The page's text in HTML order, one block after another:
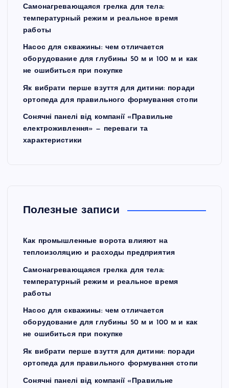
Самонагревающаяся грелка для тела:
температурный режим и реальное время
работы
Насос для скважины: чем отличается
оборудование для глубины 50 м и 100 м и как
не ошибиться при покупке
Як вибрати перше взуття для дитини: поради
ортопеда для правильного формування стопи
Сонячні панелі від компанії «Правильне
електроживлення» — переваги та
характеристики
Полезные записи
Как промышленные ворота влияют на
теплоизоляцию и расходы предприятия
Самонагревающаяся грелка для тела:
температурный режим и реальное время
работы
Насос для скважины: чем отличается
оборудование для глубины 50 м и 100 м и как
не ошибиться при покупке
Як вибрати перше взуття для дитини: поради
ортопеда для правильного формування стопи
Сонячні панелі від компанії «Правильне